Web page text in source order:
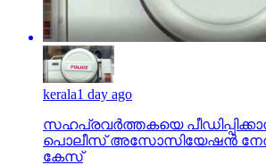
kerala1 day ago
സഹപ്രവര്‍ത്തകയെ
പൊലീസ് അസോസിയേഷന്‍
കേസ്